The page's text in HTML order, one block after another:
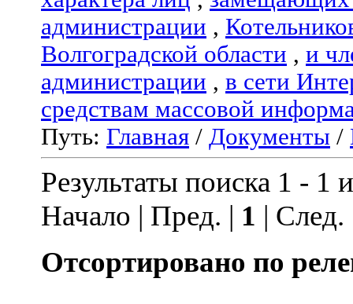
администрации ,
Волгоградской области , и
администрации , в сети
средствам массовой
Путь: Главная / Документы /
Результаты поиска 1 - 1
Начало | Пред. | 1 |
Отсортировано по